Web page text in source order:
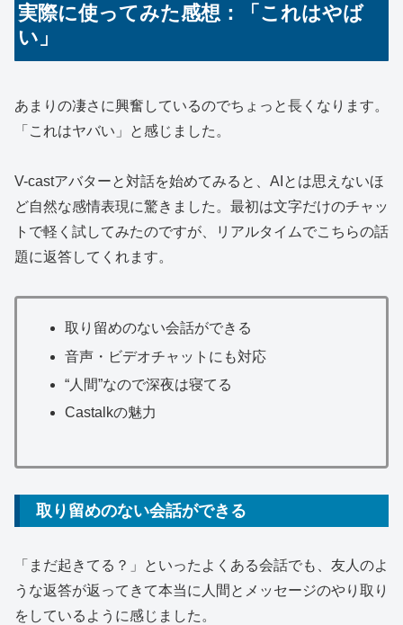
実際に使ってみた感想：「これはやば
い」
あまりの凄さに興奮しているのでちょっと長くなります。
「これはヤバい」と感じました。
V-castアバターと対話を始めてみると、AIとは思えないほ
ど自然な感情表現に驚きました。最初は文字だけのチャッ
トで軽く試してみたのですが、リアルタイムでこちらの話
題に返答してくれます。
取り留めのない会話ができる
音声・ビデオチャットにも対応
“人間”なので深夜は寝てる
Castalkの魅力
取り留めのない会話ができる
「まだ起きてる？」といったよくある会話でも、友人のよ
うな返答が返ってきて本当に人間とメッセージのやり取り
をしているように感じました。